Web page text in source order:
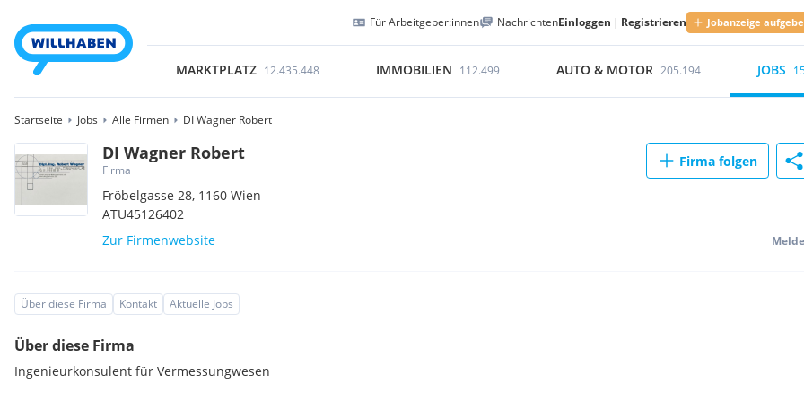
Für Arbeitgeber:innen NachrichtenEinloggen | Registrieren Jobanzeige
MARKTPLATZ 12.435.448 IMMOBILIEN 112.499 AUTO & MOTOR 205.194 JOBS
Startseite Jobs Alle Firmen DI Wagner Robert
DI Wagner Robert
Firma
Fröbelgasse 28, 1160Wien
ATU45126402
Zur Firmenwebsite
Firma folgen
Über diese Firma Kontakt Aktuelle Jobs
Über diese Firma
Ingenieurkonsulent für Vermessungwesen